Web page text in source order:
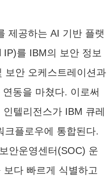
제공하는 AI 기반 플랫
IP)를 IBM의 보안 정보
보안 오케스트레이션과
동을 마쳤다. 이로써
텔리전스가 IBM 큐레
크플로우에 통합된다.
안운영센터(SOC) 운
다 빠르게 식별하고